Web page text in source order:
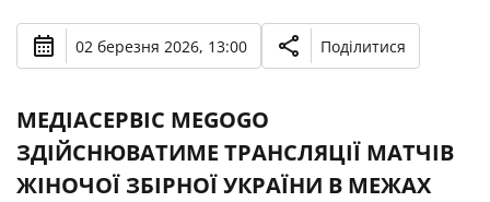
02 березня 2026, 13:00 Поділитися
МЕДІАСЕРВІС MEGOGO
ЗДІЙСНЮВАТИМЕ ТРАНСЛЯЦІЇ МАТЧІВ
ЖІНОЧОЇ ЗБІРНОЇ УКРАЇНИ В МЕЖАХ